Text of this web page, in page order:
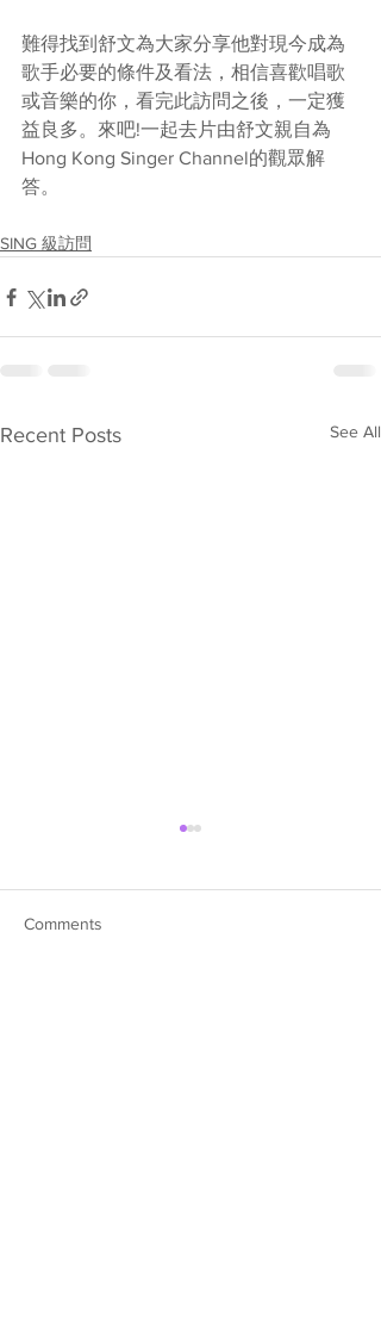
難得找到舒文為大家分享他對現今成為
歌手必要的條件及看法，相信喜歡唱歌
或音樂的你，看完此訪問之後，一定獲
益良多。來吧!一起去片由舒文親自為
Hong Kong Singer Channel的觀眾解
答。
SING 級訪問
Recent Posts See All
Comments